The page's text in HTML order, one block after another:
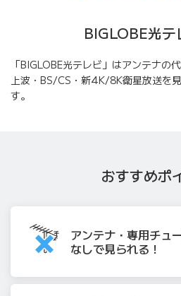
BIGLOBE光テ
「BIGLOBE光テレビ」はアンテナの
上波・BS/CS・新4K/8K衛星放送を
す。
おすすめポ
アンテナ・専用チュ
なしで見られる！